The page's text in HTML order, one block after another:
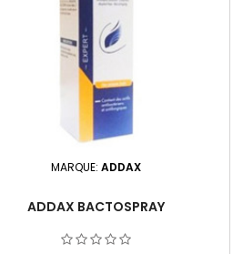
MARQUE:ADDAX
ADDAX BACTOSPRAY